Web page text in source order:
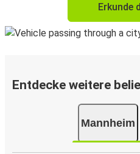
Erkunde
Entdecke weitere
Mannheim